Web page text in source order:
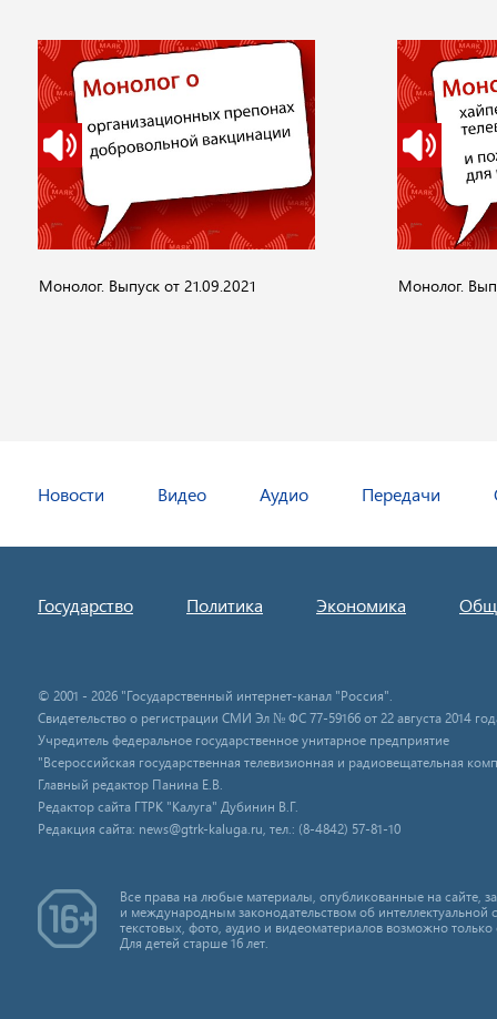
Монолог. Выпуск от 21.09.2021 Монолог.
Новости Видео Аудио Передачи
Государство Политика Экономика
© 2001 - 2026 "Государственный интернет-канал "Россия".
Свидетельство о регистрации СМИ Эл № ФС 77-59166 от 22 августа 2014
Учредитель федеральное государственное унитарное предприятие
"Всероссийская государственная телевизионная и радиовещательная
Главный редактор Панина Е.В.
Редактор сайта ГТРК "Калуга" Дубинин В.Г.
Редакция сайта: news@gtrk-kaluga.ru, тел.: (8-4842) 57-81-10
Все права на любые материалы, опубликованные на сайте,
и международным законодательством об интеллектуальной
текстовых, фото, аудио и видеоматериалов возможно только
Для детей старше 16 лет.